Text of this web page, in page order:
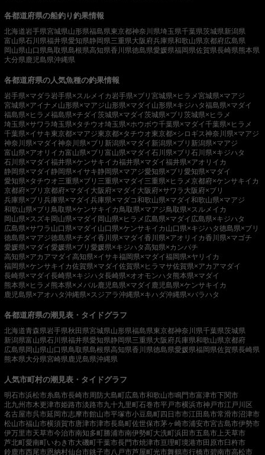
各都道府県の船釣り釣果情報
北海道岩手県宮城県山形県福島県東京都神奈川県埼玉県千葉県茨城県新潟県
富山県石川県福井県愛知県静岡県三重県大阪府兵庫県和歌山県京都府広島県
岡山県山口県鳥取県島根県高知県香川県徳島県愛媛県福岡県佐賀県長崎県熊本県
大分県 鹿児島県沖縄県
各都道府県の人気魚種の釣果情報
岩手県×マダラ 岩手県×スルメイカ 岩手県×ブリ 宮城県×ヒラメ宮城県×マアジ
宮城県×アイナメ 山形県×マアジ山形県×マダイ 山形県×キジハタ福島県×マダイ
福島県×ヒラメ福島県×チダイ茨城県×マダイ茨城県×ブリ 茨城県×ヒラメ
埼玉県×サワラ埼玉県×タチウオ埼玉県×ホウボウ千葉県×マダイ千葉県×ヒラメ
千葉県×イサキ東京都×マアジ東京都×タチウオ東京都×シロギス神奈川県×マアジ
神奈川県×マダイ神奈川県×ブリ 新潟県×マダイ 新潟県×ブリ 新潟県×マアジ
富山県×アオリイカ富山県×ブリ 富山県×マダイ石川県×ブリ 石川県×キジハタ
石川県×マダイ福井県×ケンサキイカ福井県×マダイ福井県×アオリイカ
静岡県×マダイ静岡県×イサキ静岡県×マアジ愛知県×ブリ 愛知県×マダイ
愛知県×タチウオ三重県×ブリ 三重県×マダイ 三重県×ヒラメ京都府×ケンサキイカ
京都府×ブリ 京都府×マダイ 大阪府×マダイ 大阪府×サワラ 大阪府×ブリ
兵庫県×ブリ 兵庫県×マダイ兵庫県×マダコ和歌山県×マダイ和歌山県×マアジ
和歌山県×ブリ 鳥取県×ケンサキイカ 鳥取県×マアジ鳥取県×スルメイカ
岡山県×スズキ岡山県×マダイ 岡山県×ヒラメ 広島県×マダイ 広島県×キジハタ
広島県×サワラ 山口県×マダイ 山口県×ケンサキイカ 山口県×キジハタ徳島県×ブリ
徳島県×マアジ徳島県×チダイ香川県×マダイ香川県×アオリイカ香川県×マゴチ
愛媛県×マダイ愛媛県×ブリ 愛媛県×キジハタ高知県×カンパチ
高知県×アカアマダイ高知県×イサキ福岡県×マダイ福岡県×ヤリイカ
福岡県×ケンサキイカ佐賀県×マダイ佐賀県×ヒラマサ佐賀県×アカアマダイ
長崎県×マダイ長崎県×キジハタ長崎県×オオモンハタ 熊本県×マダイ
熊本県×ヒラメ 熊本県×メバル鹿児島県×マダイ 鹿児島県×ケンサキイカ
鹿児島県×アオハタ沖縄県×スジアラ沖縄県×キハダ沖縄県×バラハタ
各都道府県の潮見表・タイドグラフ
北海道青森県岩手県秋田県宮城県山形県福島県東京都神奈川県千葉県茨城県
新潟県富山県石川県福井県愛知県静岡県三重県大阪府兵庫県和歌山県京都府
広島県岡山県山口県鳥取県島根県高知県香川県徳島県愛媛県福岡県佐賀県長崎県
熊本県大分県宮崎県 鹿児島県沖縄県
人気市町村の潮見表・タイドグラフ
明石市浜松市糸島市長崎市周防大島町広島市和歌山市鳴門市富津市下関市
北九州市木更津市姫路市淡路市九十九里町石巻市平戸市横浜市神戸市江戸川区
名古屋市呉市延岡市志摩市館山市平塚市小豆島町四日市市江田島市常滑市沼津市
松山市福山市横須賀市唐津市津市長島町佐世保市茅ヶ崎市浦安市宮古島市伊勢市
伊万里市天草市今治市南知多町勝浦市南伊勢町大洗町浜田市五島市 上天草市
芦北町愛南町いわき市大磯町千葉市長門市焼津市亘理町境港市田原市臼杵市
鈴鹿市西尾市恩納村仙台市銚子市八戸市芦屋町光市舞鶴市行橋市碧南市高松市